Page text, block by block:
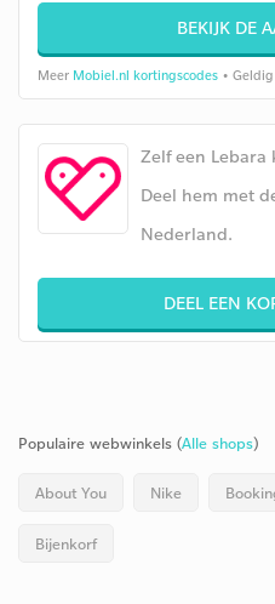
BEKIJK DE
Meer Mobiel.nl kortingscodes •
Zelf een
Deel hem met
Nederland.
DEEL EEN
Populaire webwinkels (Alle shops)
About You Nike
Bijenkorf